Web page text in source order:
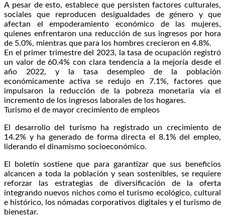
A pesar de esto, establece que persisten factores culturales,
sociales que reproducen desigualdades de género y que
afectan el empoderamiento económico de las mujeres,
quienes enfrentaron una reducción de sus ingresos por hora
de 5.0%, mientras que para los hombres crecieron en 4.8%.
En el primer trimestre del 2023, la tasa de ocupación registró
un valor de 60.4% con clara tendencia a la mejoría desde el
año 2022, y la tasa desempleo de la población
económicamente activa se redujo en 7.1%, factores que
impulsaron la reducción de la pobreza monetaria vía el
incremento de los ingresos laborales de los hogares.
Turismo el de mayor crecimiento de empleos
El desarrollo del turismo ha registrado un crecimiento de
14.2% y ha generado de forma directa el 8.1% del empleo,
liderando el dinamismo socioeconómico.
El boletín sostiene que para garantizar que sus beneficios
alcancen a toda la población y sean sostenibles, se requiere
reforzar las estrategias de diversificación de la oferta
integrando nuevos nichos como el turismo ecológico, cultural
e histórico, los nómadas corporativos digitales y el turismo de
bienestar.